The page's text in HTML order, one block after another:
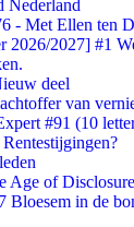
Nederland
- Met Ellen ten
2026/2027] #1
deel
van
#91 (10
Age of Disclosure
Bloesem in de